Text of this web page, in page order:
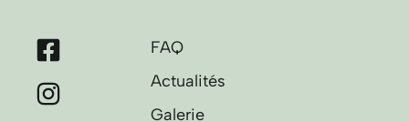
FAQ
Actualités
Galerie